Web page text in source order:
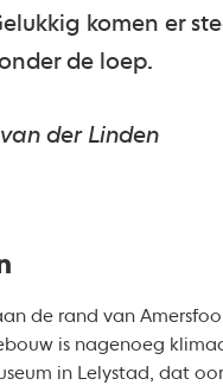
komen er
de loep.
der Linden
de rand van
is nagenoeg
in Lelystad, dat